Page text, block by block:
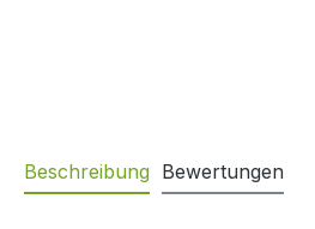
Beschreibung Bewertungen